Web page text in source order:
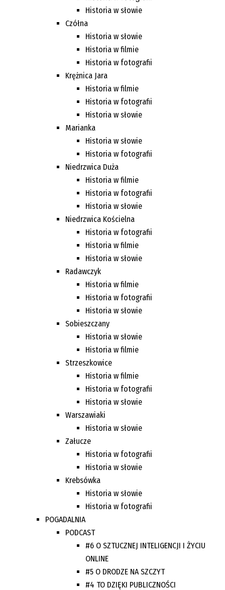
Historia w słowie
Czółna
Historia w słowie
Historia w filmie
Historia w fotografii
Krężnica Jara
Historia w filmie
Historia w fotografii
Historia w słowie
Marianka
Historia w słowie
Historia w fotografii
Niedrzwica Duża
Historia w filmie
Historia w fotografii
Historia w słowie
Niedrzwica Kościelna
Historia w fotografii
Historia w filmie
Historia w słowie
Radawczyk
Historia w filmie
Historia w fotografii
Historia w słowie
Sobieszczany
Historia w słowie
Historia w filmie
Strzeszkowice
Historia w filmie
Historia w fotografii
Historia w słowie
Warszawiaki
Historia w słowie
Załucze
Historia w fotografii
Historia w słowie
Krebsówka
Historia w słowie
Historia w fotografii
POGADALNIA
PODCAST
#6 O SZTUCZNEJ INTELIGENCJI I ŻYCIU
ONLINE
#5 O DRODZE NA SZCZYT
#4 TO DZIĘKI PUBLICZNOŚCI